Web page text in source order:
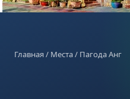
Главная/ Места/ Пагода Анг